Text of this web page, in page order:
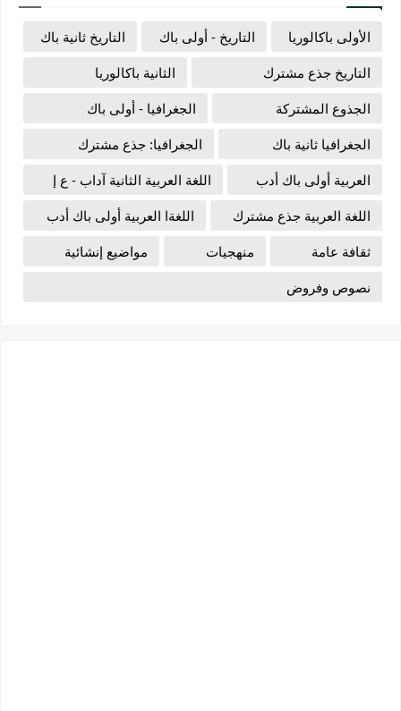
الأولى باكالوريا التاريخ - أولى باك
التاريخ ثانية باك
التاريخ جذع مشترك
الثانية باكالوريا
الجذوع المشتركة
الجغرافيا - أولى باك
الجغرافيا ثانية باك
الجغرافيا: جذع مشترك
العربية أولى باك أدب
اللغة العربية الثانية آداب - ع إ
اللغة العربية جذع مشترك
اللغةا العربية أولى باك أدب
ثقافة عامة
منهجيات
مواضيع إنشائية
نصوص وفروض